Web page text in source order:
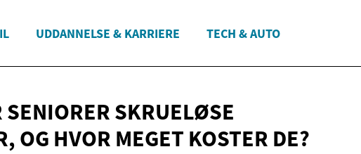
UDDANNELSE & KARRIERE TECH & AUTO
SKRUELØSE
OG HVOR MEGET KOSTER DE?